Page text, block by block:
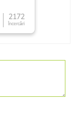
2172
Încercări